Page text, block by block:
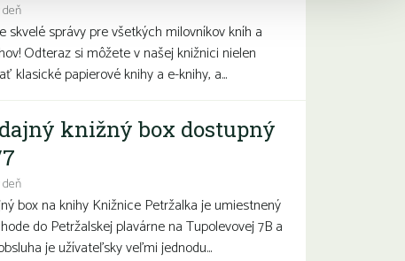
skvelé správy pre všetkých milovníkov kníh a
Odteraz si môžete v našej knižnici nielen
klasické papierové knihy a e-knihy, a...
knižný box dostupný
box na knihy Knižnice Petržalka je umiestnený
do Petržalskej plavárne na Tupolevovej 7B a
je užívateľsky veľmi jednodu...